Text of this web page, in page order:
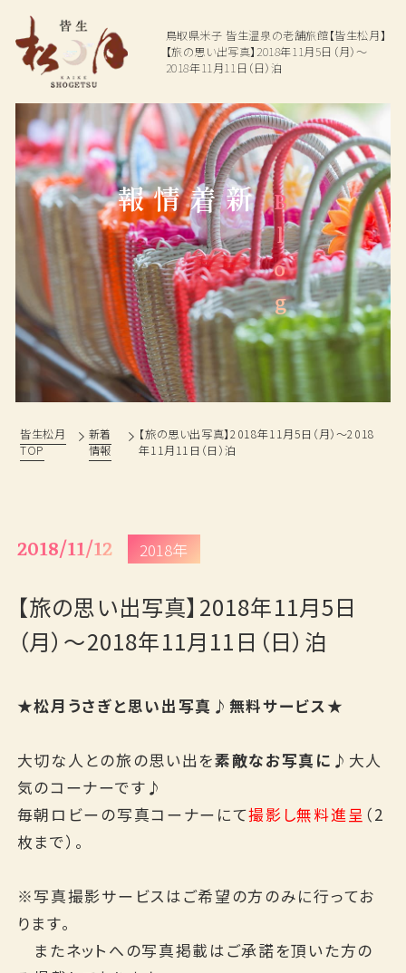
鳥取県米子皆生温泉の老舗旅館【皆生松月】
【旅の思い出写真】2018年11月5日（月）～
2018年11月11日（日）泊
Top
Hot spring
温泉
Dining
お料理
Rooms
ご宿泊客室
Facilities
館内施設
Access
交通アクセス
Plan
プラン一覧
松月の歩み
過ごし方
フォトギャラリー
新着情報
採用情報
English
新着情報 Blog
皆生松月
TOP
新着
情報
【旅の思い出写真】2018年11月5日（月）～2018
年11月11日（日）泊
2018/11/12 2018年
【旅の思い出写真】2018年11月5日
（月）～2018年11月11日（日）泊
★松月うさぎと思い出写真♪無料サービス★
大切な人との旅の思い出を素敵なお写真に ♪大人
気のコーナーです♪
毎朝ロビーの写真コーナーにて撮影し無料進呈 （2
枚まで）。
※写真撮影サービスはご希望の方のみに行ってお
ります。
またネットへの写真掲載はご承諾を頂いた方の